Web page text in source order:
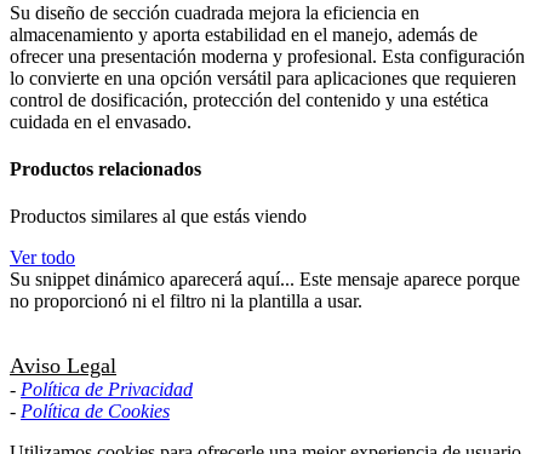
Su diseño de sección cuadrada mejora la eficiencia en
almacenamiento y aporta estabilidad en el manejo, además de
ofrecer una presentación moderna y profesional. Esta configuración
lo convierte en una opción versátil para aplicaciones que requieren
control de dosificación, protección del contenido y una estética
cuidada en el envasado.
Productos relacionados
Productos similares al que estás viendo
Ver todo
Su snippet dinámico aparecerá aquí... Este mensaje aparece porque
no proporcionó ni el filtro ni la plantilla a usar.
Aviso Legal
- Política de Privacidad
- Política de Cookies